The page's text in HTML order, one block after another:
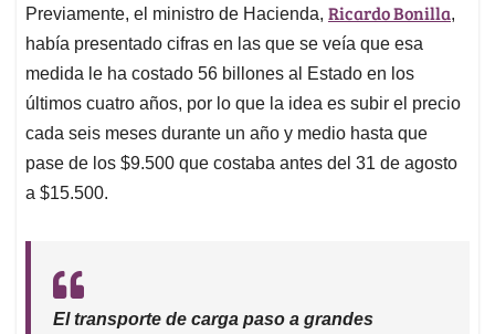
Previamente, el ministro de Hacienda, Ricardo Bonilla,
había presentado cifras en las que se veía que esa
medida le ha costado 56 billones al Estado en los
últimos cuatro años, por lo que la idea es subir el precio
cada seis meses durante un año y medio hasta que
pase de los $9.500 que costaba antes del 31 de agosto
a $15.500.
El transporte de carga paso a grandes